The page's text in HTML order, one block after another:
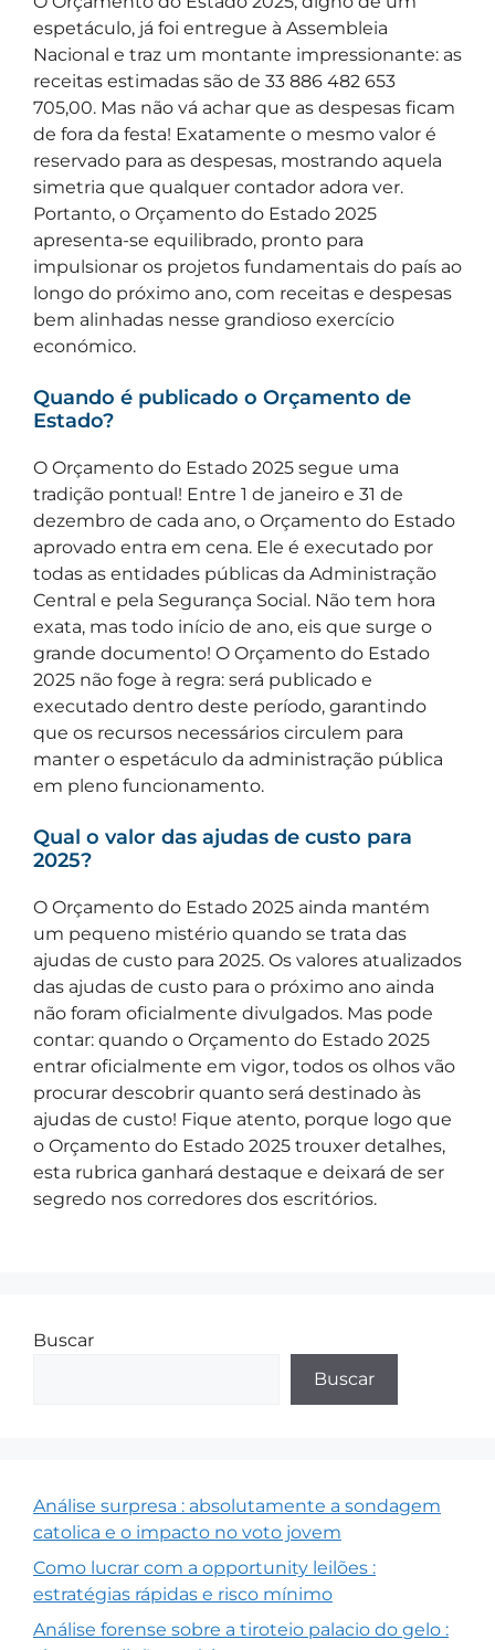
espetáculo, já foi entregue à Assembleia
Nacional e traz um montante impressionante: as
receitas estimadas são de 33 886 482 653
705,00. Mas não vá achar que as despesas ficam
de fora da festa! Exatamente o mesmo valor é
reservado para as despesas, mostrando aquela
simetria que qualquer contador adora ver.
Portanto, o Orçamento do Estado 2025
apresenta-se equilibrado, pronto para
impulsionar os projetos fundamentais do país ao
longo do próximo ano, com receitas e despesas
bem alinhadas nesse grandioso exercício
económico.
Quando é publicado o Orçamento de
Estado?
O Orçamento do Estado 2025 segue uma
tradição pontual! Entre 1 de janeiro e 31 de
dezembro de cada ano, o Orçamento do Estado
aprovado entra em cena. Ele é executado por
todas as entidades públicas da Administração
Central e pela Segurança Social. Não tem hora
exata, mas todo início de ano, eis que surge o
grande documento! O Orçamento do Estado
2025 não foge à regra: será publicado e
executado dentro deste período, garantindo
que os recursos necessários circulem para
manter o espetáculo da administração pública
em pleno funcionamento.
Qual o valor das ajudas de custo para
2025?
O Orçamento do Estado 2025 ainda mantém
um pequeno mistério quando se trata das
ajudas de custo para 2025. Os valores atualizados
das ajudas de custo para o próximo ano ainda
não foram oficialmente divulgados. Mas pode
contar: quando o Orçamento do Estado 2025
entrar oficialmente em vigor, todos os olhos vão
procurar descobrir quanto será destinado às
ajudas de custo! Fique atento, porque logo que
o Orçamento do Estado 2025 trouxer detalhes,
esta rubrica ganhará destaque e deixará de ser
segredo nos corredores dos escritórios.
Buscar
Buscar
Análise surpresa : absolutamente a sondagem
catolica e o impacto no voto jovem
Como lucrar com a opportunity leilões :
estratégias rápidas e risco mínimo
Análise forense sobre a tiroteio palacio do gelo :